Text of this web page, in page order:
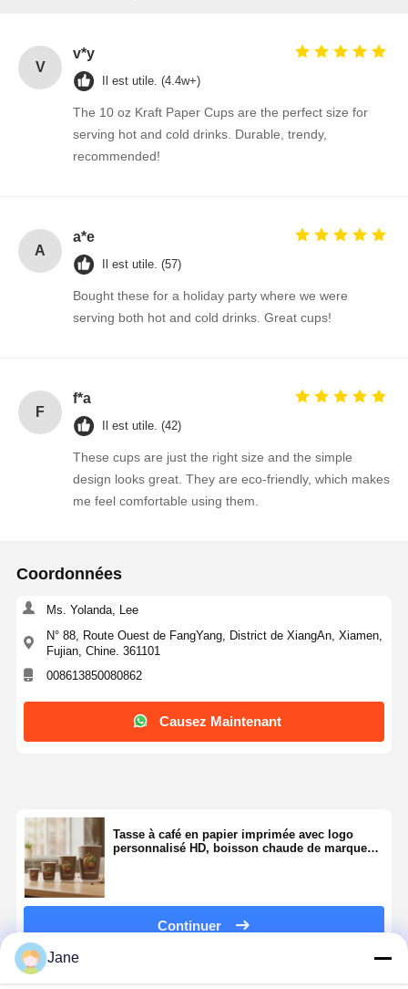
V
v*y
Il est utile. (4.4w+)
The 10 oz Kraft Paper Cups are the perfect size for
serving hot and cold drinks. Durable, trendy,
recommended!
A
a*e
Il est utile. (57)
Bought these for a holiday party where we were
serving both hot and cold drinks. Great cups!
F
f*a
Il est utile. (42)
These cups are just the right size and the simple
design looks great. They are eco-friendly, which makes
me feel comfortable using them.
Coordonnées
Ms. Yolanda, Lee
N° 88, Route Ouest de FangYang, District de XiangAn, Xiamen,
Fujian, Chine. 361101
008613850080862
Causez Maintenant
Tasse à café en papier imprimée avec logo
personnalisé HD, boisson chaude de marque
Continuer
Jane